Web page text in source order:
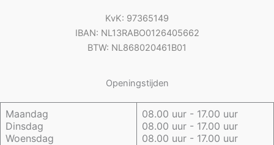
KvK: 97365149
IBAN: NL13RABO0126405662
BTW: NL868020461B01
Openingstijden
Maandag
Dinsdag
Woensdag
08.00 uur - 17.00 uur
08.00 uur - 17.00 uur
08.00 uur - 17.00 uur